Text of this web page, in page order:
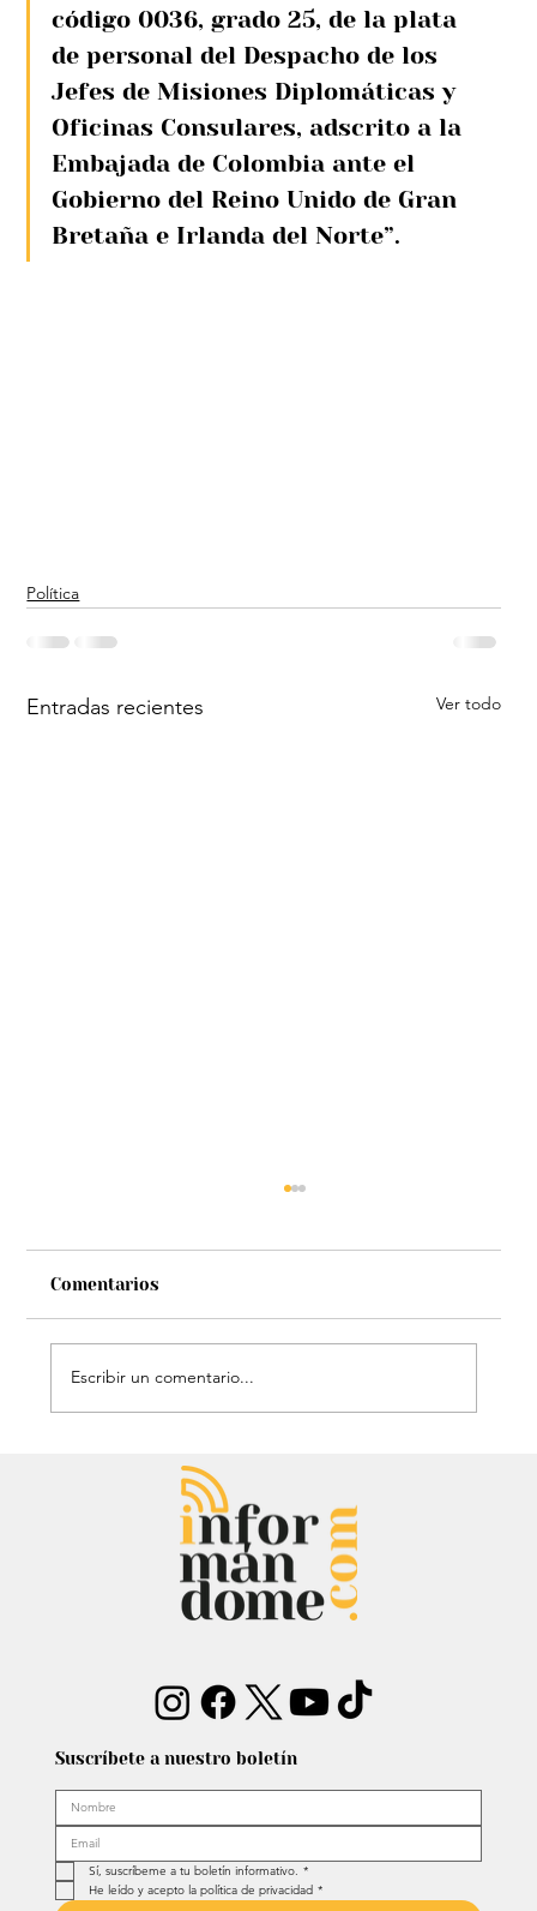
código 0036, grado 25, de la plata
de personal del Despacho de los
Jefes de Misiones Diplomáticas y
Oficinas Consulares, adscrito a la
Embajada de Colombia ante el
Gobierno del Reino Unido de Gran
Bretaña e Irlanda del Norte”.
Política
Entradas recientes Ver todo
Mauricio Lizcano apuesta por la
ciencia: Anuncia a investigador del
Atlántico como fórmula
vicepresidencial
Comentarios
Escribir un comentario...
Suscríbete a nuestro boletín
Sí, suscríbeme a tu boletín informativo. *
He leído y acepto la política de privacidad *